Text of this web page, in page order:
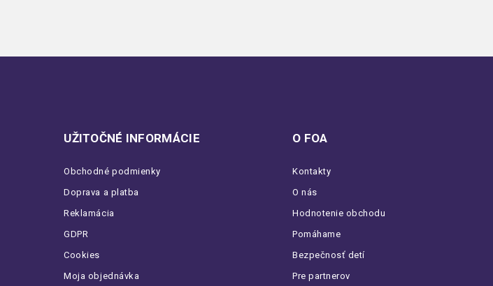
UŽITOČNÉ INFORMÁCIE
Obchodné podmienky
Doprava a platba
Reklamácia
GDPR
Cookies
Moja objednávka
O FOA
Kontakty
O nás
Hodnotenie obchodu
Pomáhame
Bezpečnosť detí
Pre partnerov